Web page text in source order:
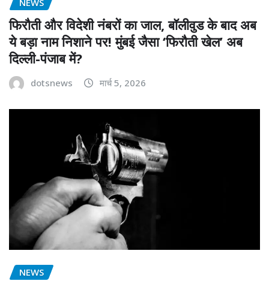
NEWS
फिरौती और विदेशी नंबरों का जाल, बॉलीवुड के बाद अब
ये बड़ा नाम निशाने पर! मुंबई जैसा ‘फिरौती खेल’ अब
दिल्ली-पंजाब में?
dotsnews मार्च 5, 2026
NEWS